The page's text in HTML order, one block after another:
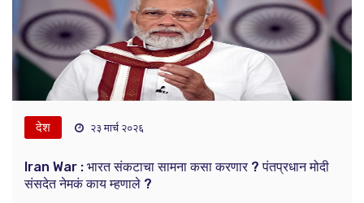
देश २३ मार्च २०२६
Iran War : भारत संकटाचा सामना कसा करणार ? पंतप्रधान मोदी
संसदेत नेमकं काय म्हणाले ?